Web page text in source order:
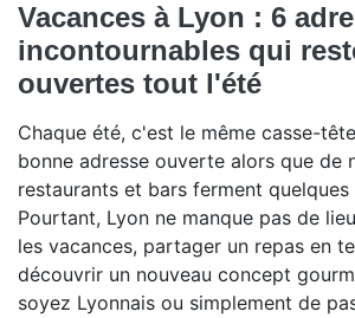
Vacances à Lyon : 6
incontournables qui
ouvertes tout l'été
Chaque été, c'est le même casse-
bonne adresse ouverte alors que de
restaurants et bars ferment quelques
Pourtant, Lyon ne manque pas de
les vacances, partager un repas en
découvrir un nouveau concept
soyez Lyonnais ou simplement de